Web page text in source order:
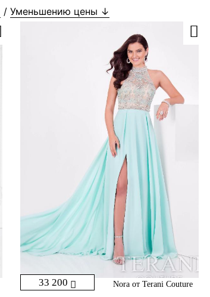
/ Уменьшению цены ↓
33 200 Nora от Terani Couture